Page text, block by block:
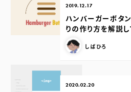
ハンバーガーボタ
りの作り方を解説し
公開日：
2019.12.17
この記事を書いた人：
しばひろ
公開日：
2020.02.20